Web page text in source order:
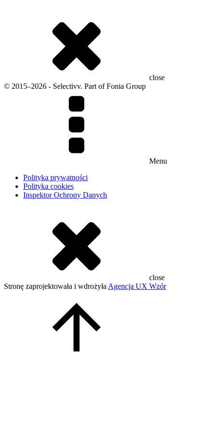
close
© 2015–2026 - Selectivv. Part of Fonia Group
Menu
Polityka prywatności
Polityka cookies
Inspektor Ochrony Danych
close
Stronę zaprojektowała i wdrożyła Agencja UX Wzór